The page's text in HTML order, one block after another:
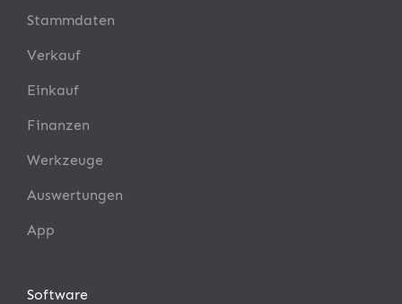
Stammdaten
Verkauf
Einkauf
Finanzen
Werkzeuge
Auswertungen
App
Software